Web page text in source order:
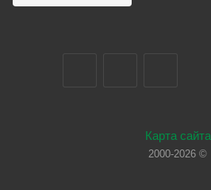
Карта сайта
2000-2026 ©